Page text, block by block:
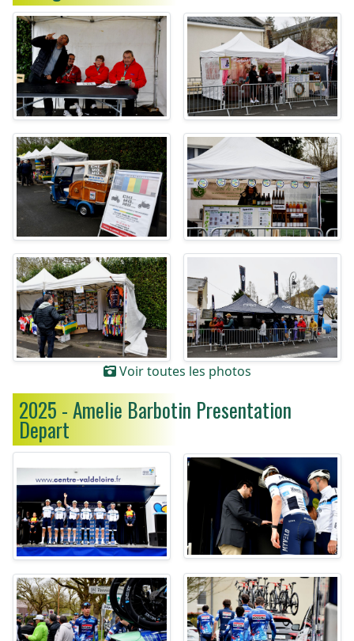
Voir toutes les photos
2025 - Amelie Barbotin Presentation
Depart